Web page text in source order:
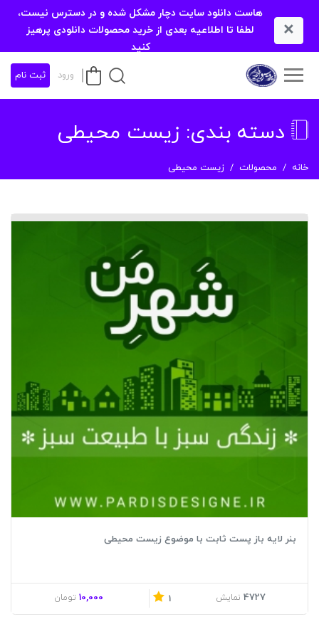
×
هاست دانلود سایت دچار مشکل شده و در دسترس نیست،
لطفا تا اطلاعیه بعدی از خرید محصولات دانلودی پرهیز
کنید
ورود ثبت نام
دسته بندی: زیست محیطی
خانه محصولات زیست محیطی
بنر لایه باز پست ثابت با موضوع زیست محیطی
4727 نمایش 1
10,000 تومان